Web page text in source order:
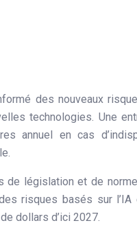
des nouveaux
technologies. Une
annuel en cas
de législation et de
risques basés sur l’IA
dollars d’ici 2027.